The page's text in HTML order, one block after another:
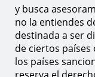
y busca
no la entiendes
destinada a ser
de ciertos países
los países